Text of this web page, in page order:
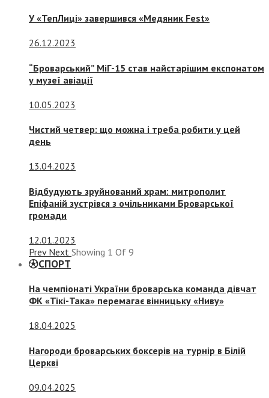
У «ТепЛиці» завершився «Медяник Fest»
26.12.2023
“Броварський” МіГ-15 став найстарішим експонатом
у музеї авіації
10.05.2023
Чистий четвер: що можна і треба робити у цей
день
13.04.2023
Відбудують зруйнований храм: митрополит
Епіфаній зустрівся з очільниками Броварської
громади
12.01.2023
Prev Next Showing 1 Of 9
СПОРТ
На чемпіонаті України броварська команда дівчат
ФК «Тікі-Така» перемагає вінницьку «Ниву»
18.04.2025
Нагороди броварських боксерів на турнір в Білій
Церкві
09.04.2025